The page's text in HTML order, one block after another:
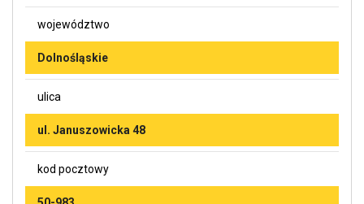
województwo
Dolnośląskie
ulica
ul. Januszowicka 48
kod pocztowy